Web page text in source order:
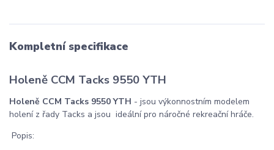
Kompletní specifikace
Holeně CCM Tacks 9550 YTH
Holeně CCM Tacks 9550 YTH - jsou výkonnostním modelem
holení z řady Tacks a jsou ideální pro náročné rekreační hráče.
Popis: